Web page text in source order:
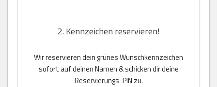
2. Kennzeichen reservieren!
Wir reservieren dein grünes Wunschkennzeichen
sofort auf deinen Namen & schicken dir deine
Reservierungs-PIN zu.